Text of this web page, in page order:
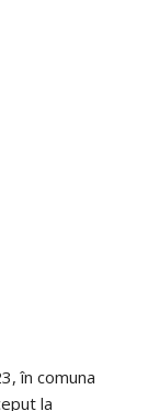
în comuna
la